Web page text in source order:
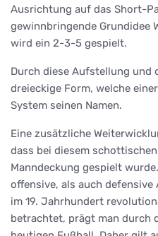
Ausrichtung auf das Short-
gewinnbringende Grundidee
wird ein 2-3-5 gespielt.
Durch diese Aufstellung und
dreieckige Form, welche
System seinen Namen.
Eine zusätzliche
dass bei diesem
Manndeckung gespielt
offensive, als auch
im 19. Jahrhundert
betrachtet, prägt man durch